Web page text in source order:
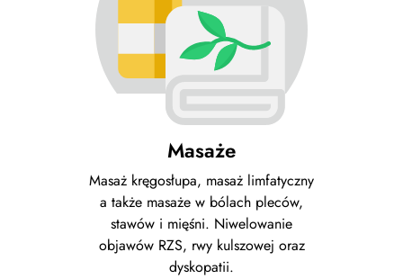
Masaże
Masaż kręgosłupa, masaż limfatyczny
a także masaże w bólach pleców,
stawów i mięśni. Niwelowanie
objawów RZS, rwy kulszowej oraz
dyskopatii.